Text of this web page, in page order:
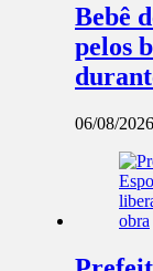
Bebê
pelos
06/08/2026